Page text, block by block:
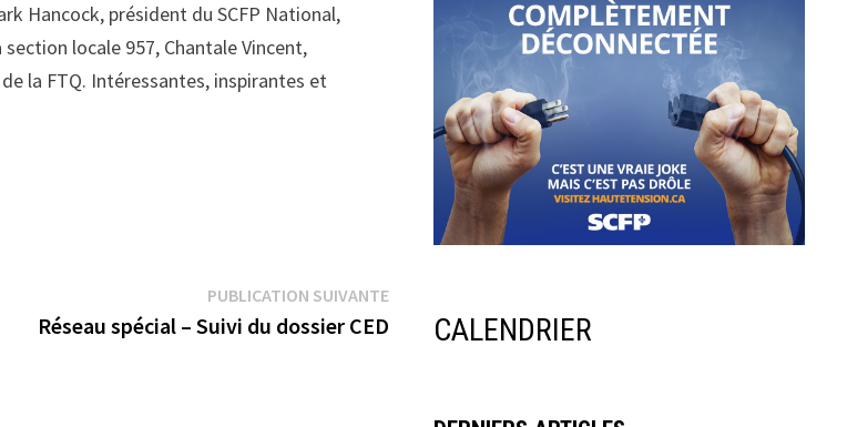
Hancock, président du SCFP National,
locale 957, Chantale Vincent,
la FTQ. Intéressantes, inspirantes et
PUBLICATION SUIVANTEPublication
suivante :
Réseau spécial – Suivi du dossier CED CALENDRIER